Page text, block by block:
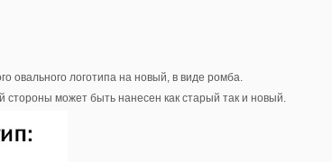
овального логотипа на новый, в виде ромба.
может быть нанесен как старый так и новый.